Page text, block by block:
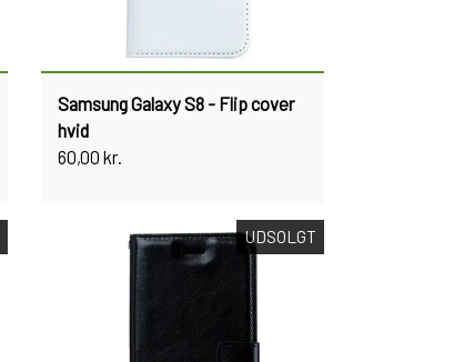
Samsung Galaxy S8 - Flip cover
hvid
60,00 kr.
UDSOLGT